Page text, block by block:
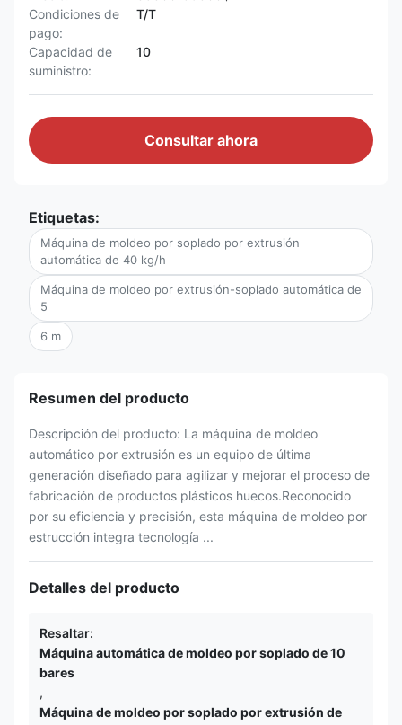
Condiciones de
pago:
T/T
Capacidad de
suministro:
10
Consultar ahora
Etiquetas:
Máquina de moldeo por soplado por extrusión
automática de 40 kg/h
Máquina de moldeo por extrusión-soplado automática de
5
6 m
Resumen del producto
Descripción del producto: La máquina de moldeo
automático por extrusión es un equipo de última
generación diseñado para agilizar y mejorar el proceso de
fabricación de productos plásticos huecos.Reconocido
por su eficiencia y precisión, esta máquina de moldeo por
estrucción integra tecnología ...
Detalles del producto
Resaltar:
Máquina automática de moldeo por soplado de 10
bares
,
Máquina de moldeo por soplado por extrusión de